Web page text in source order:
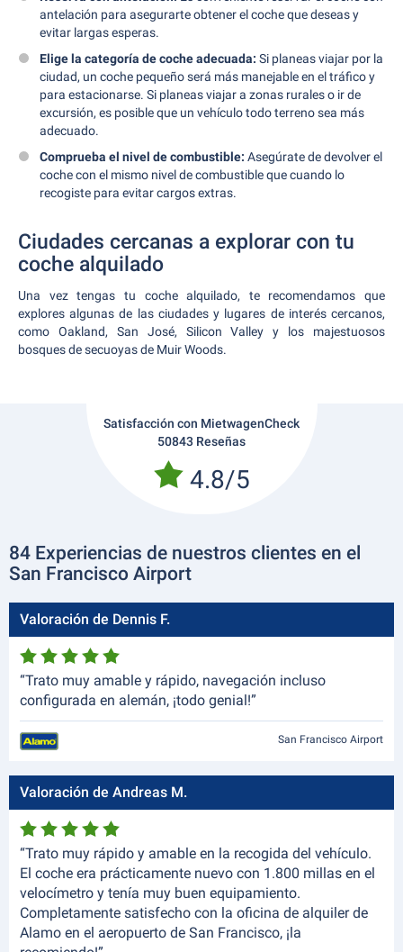
antelación para asegurarte obtener el coche que deseas y
evitar largas esperas.
Elige la categoría de coche adecuada: Si planeas viajar por la
ciudad, un coche pequeño será más manejable en el tráfico y
para estacionarse. Si planeas viajar a zonas rurales o ir de
excursión, es posible que un vehículo todo terreno sea más
adecuado.
Comprueba el nivel de combustible: Asegúrate de devolver el
coche con el mismo nivel de combustible que cuando lo
recogiste para evitar cargos extras.
Ciudades cercanas a explorar con tu
coche alquilado
Una vez tengas tu coche alquilado, te recomendamos que
explores algunas de las ciudades y lugares de interés cercanos,
como Oakland, San José, Silicon Valley y los majestuosos
bosques de secuoyas de Muir Woods.
Satisfacción con MietwagenCheck
50843 Reseñas
4.8/5
84 Experiencias de nuestros clientes en el
San Francisco Airport
Valoración de Dennis F.
“Trato muy amable y rápido, navegación incluso
configurada en alemán, ¡todo genial!”
San Francisco Airport
Valoración de Andreas M.
“Trato muy rápido y amable en la recogida del vehículo.
El coche era prácticamente nuevo con 1.800 millas en el
velocímetro y tenía muy buen equipamiento.
Completamente satisfecho con la oficina de alquiler de
Alamo en el aeropuerto de San Francisco, ¡la